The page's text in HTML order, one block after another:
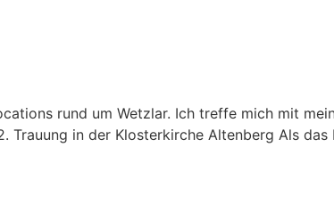
rund um Wetzlar. Ich treffe mich mit
in der Klosterkirche Altenberg Als